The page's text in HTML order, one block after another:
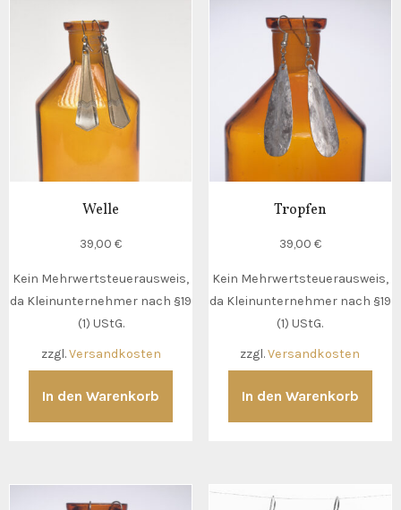
Welle
39,00€
Kein Mehrwertsteuerausweis,
da Kleinunternehmer nach §19
(1) UStG.
zzgl.Versandkosten
In den Warenkorb
Tropfen
39,00 €
Kein Mehrwertsteuerausweis,
da Kleinunternehmer nach §19
(1) UStG.
zzgl.Versandkosten
In den Warenkorb